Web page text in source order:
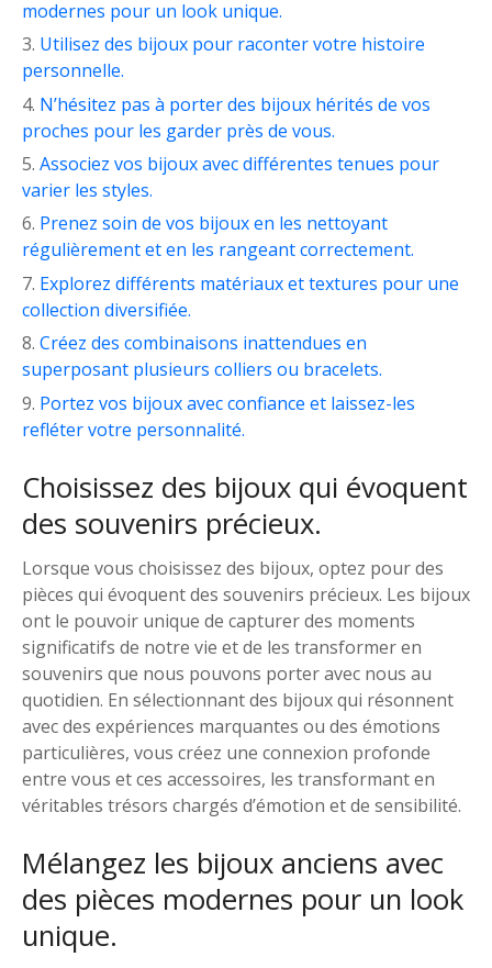
modernes pour un look unique.
Utilisez des bijoux pour raconter votre histoire
personnelle.
N’hésitez pas à porter des bijoux hérités de vos
proches pour les garder près de vous.
Associez vos bijoux avec différentes tenues pour
varier les styles.
Prenez soin de vos bijoux en les nettoyant
régulièrement et en les rangeant correctement.
Explorez différents matériaux et textures pour une
collection diversifiée.
Créez des combinaisons inattendues en
superposant plusieurs colliers ou bracelets.
Portez vos bijoux avec confiance et laissez-les
refléter votre personnalité.
Choisissez des bijoux qui évoquent
des souvenirs précieux.
Lorsque vous choisissez des bijoux, optez pour des
pièces qui évoquent des souvenirs précieux. Les bijoux
ont le pouvoir unique de capturer des moments
significatifs de notre vie et de les transformer en
souvenirs que nous pouvons porter avec nous au
quotidien. En sélectionnant des bijoux qui résonnent
avec des expériences marquantes ou des émotions
particulières, vous créez une connexion profonde
entre vous et ces accessoires, les transformant en
véritables trésors chargés d’émotion et de sensibilité.
Mélangez les bijoux anciens avec
des pièces modernes pour un look
unique.